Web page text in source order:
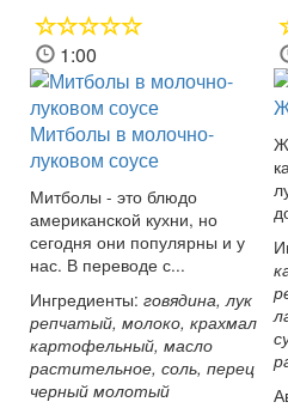
1:00
Митболы в молочно-
луковом соусе
Митболы - это блюдо
американской кухни, но
сегодня они популярны и у
нас. В переводе с...
Ингредиенты: говядина, лук
репчатый, молоко, крахмал
картофельный, масло
растительное, соль, перец
черный молотый